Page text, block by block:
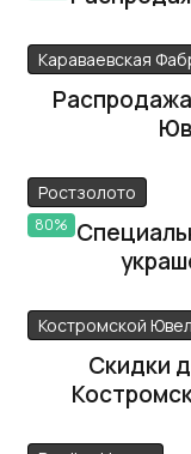
Караваевская
Ростзолото
80%
Костромской
Скидки